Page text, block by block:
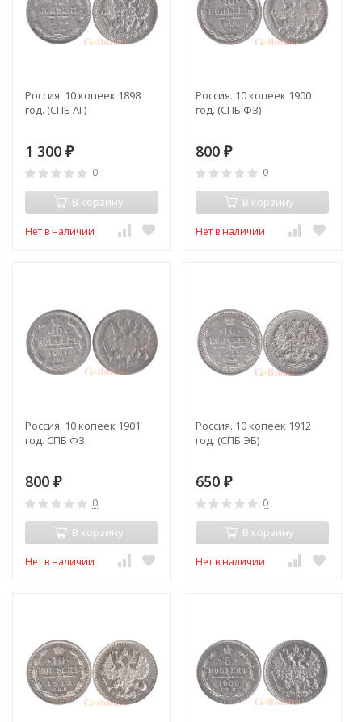
Россия. 10 копеек 1898
год. (СПБ АГ)
1 300 ₽
0
В корзину
Нет в наличии
Россия. 10 копеек 1900
год. (СПБ ФЗ)
800 ₽
0
В корзину
Нет в наличии
Россия. 10 копеек 1901
год. СПБ ФЗ.
800 ₽
0
В корзину
Нет в наличии
Россия. 10 копеек 1912
год. (СПБ ЭБ)
650 ₽
0
В корзину
Нет в наличии